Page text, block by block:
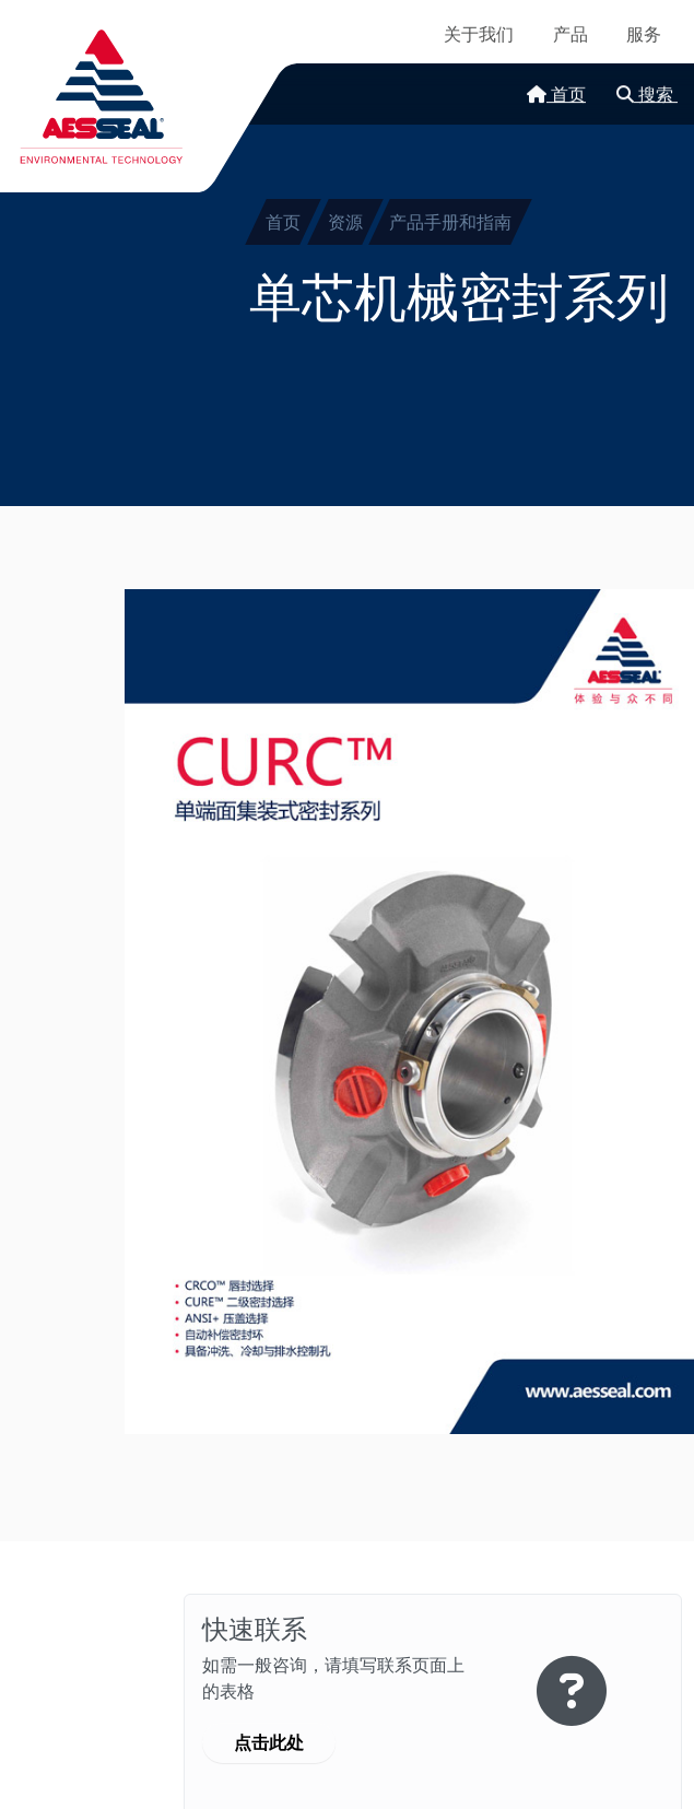
主导航
关于我们 产品 服务
集装式机械密封
两部件密封
干气密封
盘根
密封辅助系统
首页 搜索
首页 资源 产品手册和指南
单芯机械密封系列
快速联系
如需一般咨询，请填写联系页面上
的表格
点击此处